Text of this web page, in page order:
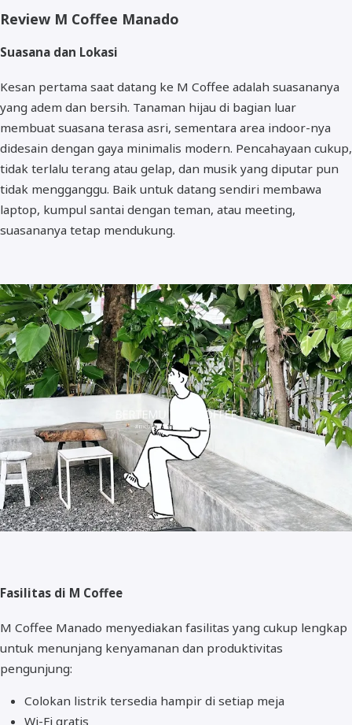
Review M Coffee Manado
Suasana dan Lokasi
Kesan pertama saat datang ke M Coffee adalah suasananya
yang adem dan bersih. Tanaman hijau di bagian luar
membuat suasana terasa asri, sementara area indoor-nya
didesain dengan gaya minimalis modern. Pencahayaan cukup,
tidak terlalu terang atau gelap, dan musik yang diputar pun
tidak mengganggu. Baik untuk datang sendiri membawa
laptop, kumpul santai dengan teman, atau meeting,
suasananya tetap mendukung.
Fasilitas di M Coffee
M Coffee Manado menyediakan fasilitas yang cukup lengkap
untuk menunjang kenyamanan dan produktivitas
pengunjung:
Colokan listrik tersedia hampir di setiap meja
Wi-Fi gratis